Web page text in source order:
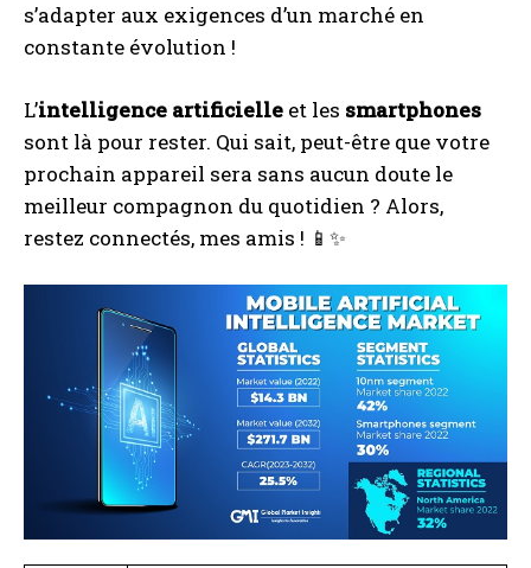
s’adapter aux exigences d’un marché en
constante évolution !
L’intelligence artificielle et les smartphones
sont là pour rester. Qui sait, peut-être que votre
prochain appareil sera sans aucun doute le
meilleur compagnon du quotidien ? Alors,
restez connectés, mes amis ! 📱✨